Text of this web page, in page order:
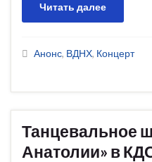
Читать далее
Анонс, ВДНХ, Концерт
Танцевальное
Анатолии» в